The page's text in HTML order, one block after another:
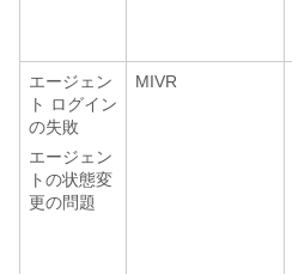
エージェン
ト ログイン
の失敗
エージェン
トの状態変
更の問題
MIVR